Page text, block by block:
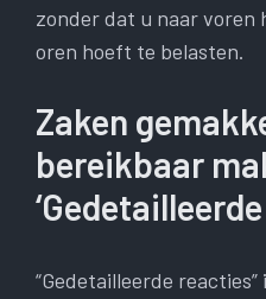
zonder dat u naar
oren hoeft te belasten.
Zaken
bereikbaar
“Gedetailleerde